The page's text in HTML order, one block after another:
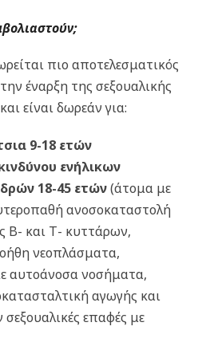
πιο αποτελεσματικός
έναρξη της σεξουαλικής
είναι δωρεάν για:
9-18 ετών
ενήλικων
18-45 ετών(άτομα με
ανοσοκαταστολή
Β- και Τ- κυττάρων,
νεοπλάσματα,
αυτοάνοσα νοσήματα,
αγωγής και
επαφές με